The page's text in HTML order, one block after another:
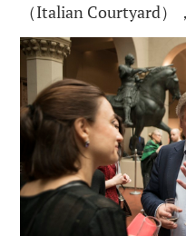
（Italian Courtyard）